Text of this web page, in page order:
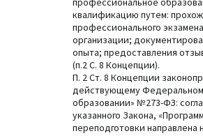
квалификацию путем:
профессионального
организации;
опыта; предоставления
(п.2 С. 8 Концепции).
П. 2 Ст. 8 Концепции
действующему
образовании» №273-ФЗ:
указанного Закона,
переподготовки направлена